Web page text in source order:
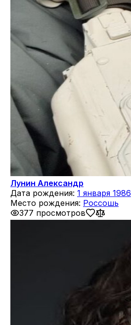
Лунин Александр
Дата рождения: 1 января 1986
Место рождения: Россошь
377 просмотров